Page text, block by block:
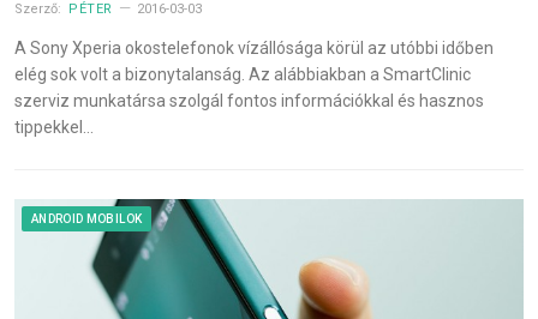
Szerző: PÉTER 2016-03-03
A Sony Xperia okostelefonok vízállósága körül az utóbbi időben
elég sok volt a bizonytalanság. Az alábbiakban a SmartClinic
szerviz munkatársa szolgál fontos információkkal és hasznos
tippekkel…
ANDROID MOBILOK